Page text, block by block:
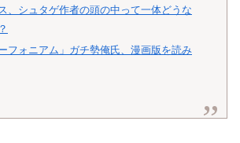
、シュタゲ作者の頭の中って一体どうな
フォニアム」ガチ勢俺氏、漫画版を読み